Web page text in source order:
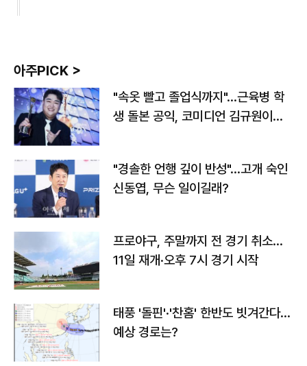
아주PICK >
"속옷 빨고 졸업식까지"…근육병 학
생 돌본 공익, 코미디언 김규원이었
"경솔한 언행 깊이 반성"…고개 숙인
신동엽, 무슨 일이길래?
프로야구, 주말까지 전 경기 취소…
11일 재개·오후 7시 경기 시작
태풍 '돌핀'·'찬홈' 한반도 빗겨간다…
예상 경로는?